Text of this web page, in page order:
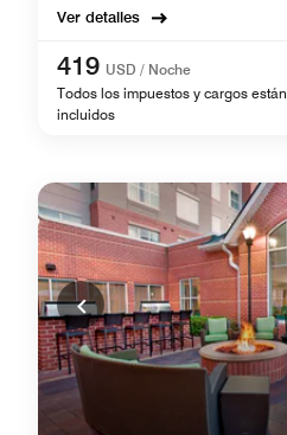
Ver detalles
419 USD / Noche
Todos los impuestos y cargos están
incluidos